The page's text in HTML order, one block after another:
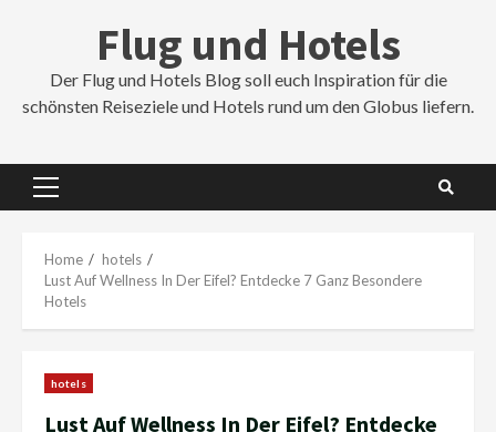
Flug und Hotels
Der Flug und Hotels Blog soll euch Inspiration für die
schönsten Reiseziele und Hotels rund um den Globus liefern.
Primary
Home
hotels
Lust Auf Wellness In Der Eifel? Entdecke 7 Ganz Besondere
Hotels
hotels
Lust Auf Wellness In Der Eifel? Entdecke